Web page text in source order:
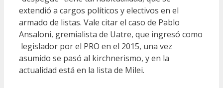
extendió a cargos políticos y electivos en el
armado de listas. Vale citar el caso de Pablo
Ansaloni, gremialista de Uatre, que ingresó como
legislador por el PRO en el 2015, una vez
asumido se pasó al kirchnerismo, y en la
actualidad está en la lista de Milei.